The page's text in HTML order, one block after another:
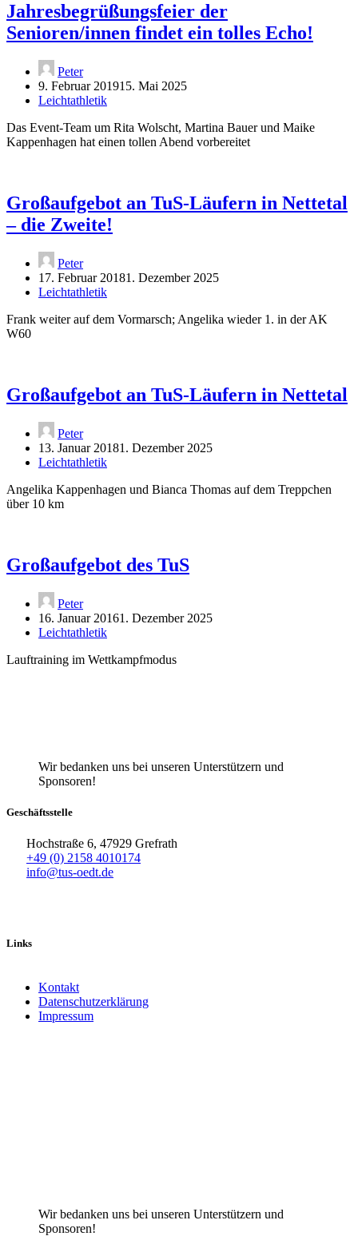
Jahresbegrüßungsfeier der
Senioren/innen findet ein tolles Echo!
Peter
9. Februar 201915. Mai 2025
Leichtathletik
Das Event-Team um Rita Wolscht, Martina Bauer und Maike
Kappenhagen hat einen tollen Abend vorbereitet
Großaufgebot an TuS-Läufern in Nettetal
– die Zweite!
Peter
17. Februar 20181. Dezember 2025
Leichtathletik
Frank weiter auf dem Vormarsch; Angelika wieder 1. in der AK
W60
Großaufgebot an TuS-Läufern in Nettetal
Peter
13. Januar 20181. Dezember 2025
Leichtathletik
Angelika Kappenhagen und Bianca Thomas auf dem Treppchen
über 10 km
Großaufgebot des TuS
Peter
16. Januar 20161. Dezember 2025
Leichtathletik
Lauftraining im Wettkampfmodus
Wir bedanken uns bei unseren Unterstützern und
Sponsoren!
Geschäftsstelle
Hochstraße 6, 47929 Grefrath
+49 (0) 2158 4010174
info@tus-oedt.de
Links
Kontakt
Datenschutzerklärung
Impressum
Wir bedanken uns bei unseren Unterstützern und
Sponsoren!